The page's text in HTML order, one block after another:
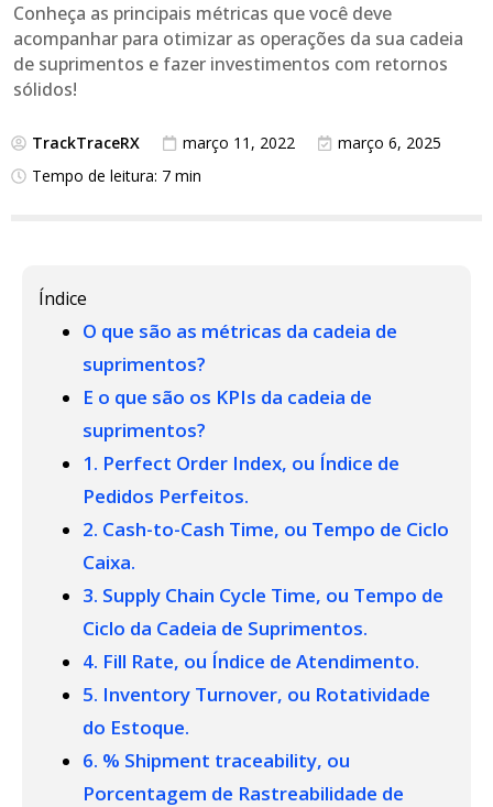
Conheça as principais métricas que você deve
acompanhar para otimizar as operações da sua cadeia
de suprimentos e fazer investimentos com retornos
sólidos!
TrackTraceRX março 11, 2022
março 6, 2025
Tempo de leitura: 7 min
Índice
O que são as métricas da cadeia de
suprimentos?
E o que são os KPIs da cadeia de
suprimentos?
1. Perfect Order Index, ou Índice de
Pedidos Perfeitos.
2. Cash-to-Cash Time, ou Tempo de Ciclo
Caixa.
3. Supply Chain Cycle Time, ou Tempo de
Ciclo da Cadeia de Suprimentos.
4. Fill Rate, ou Índice de Atendimento.
5. Inventory Turnover, ou Rotatividade
do Estoque.
6. % Shipment traceability, ou
Porcentagem de Rastreabilidade de